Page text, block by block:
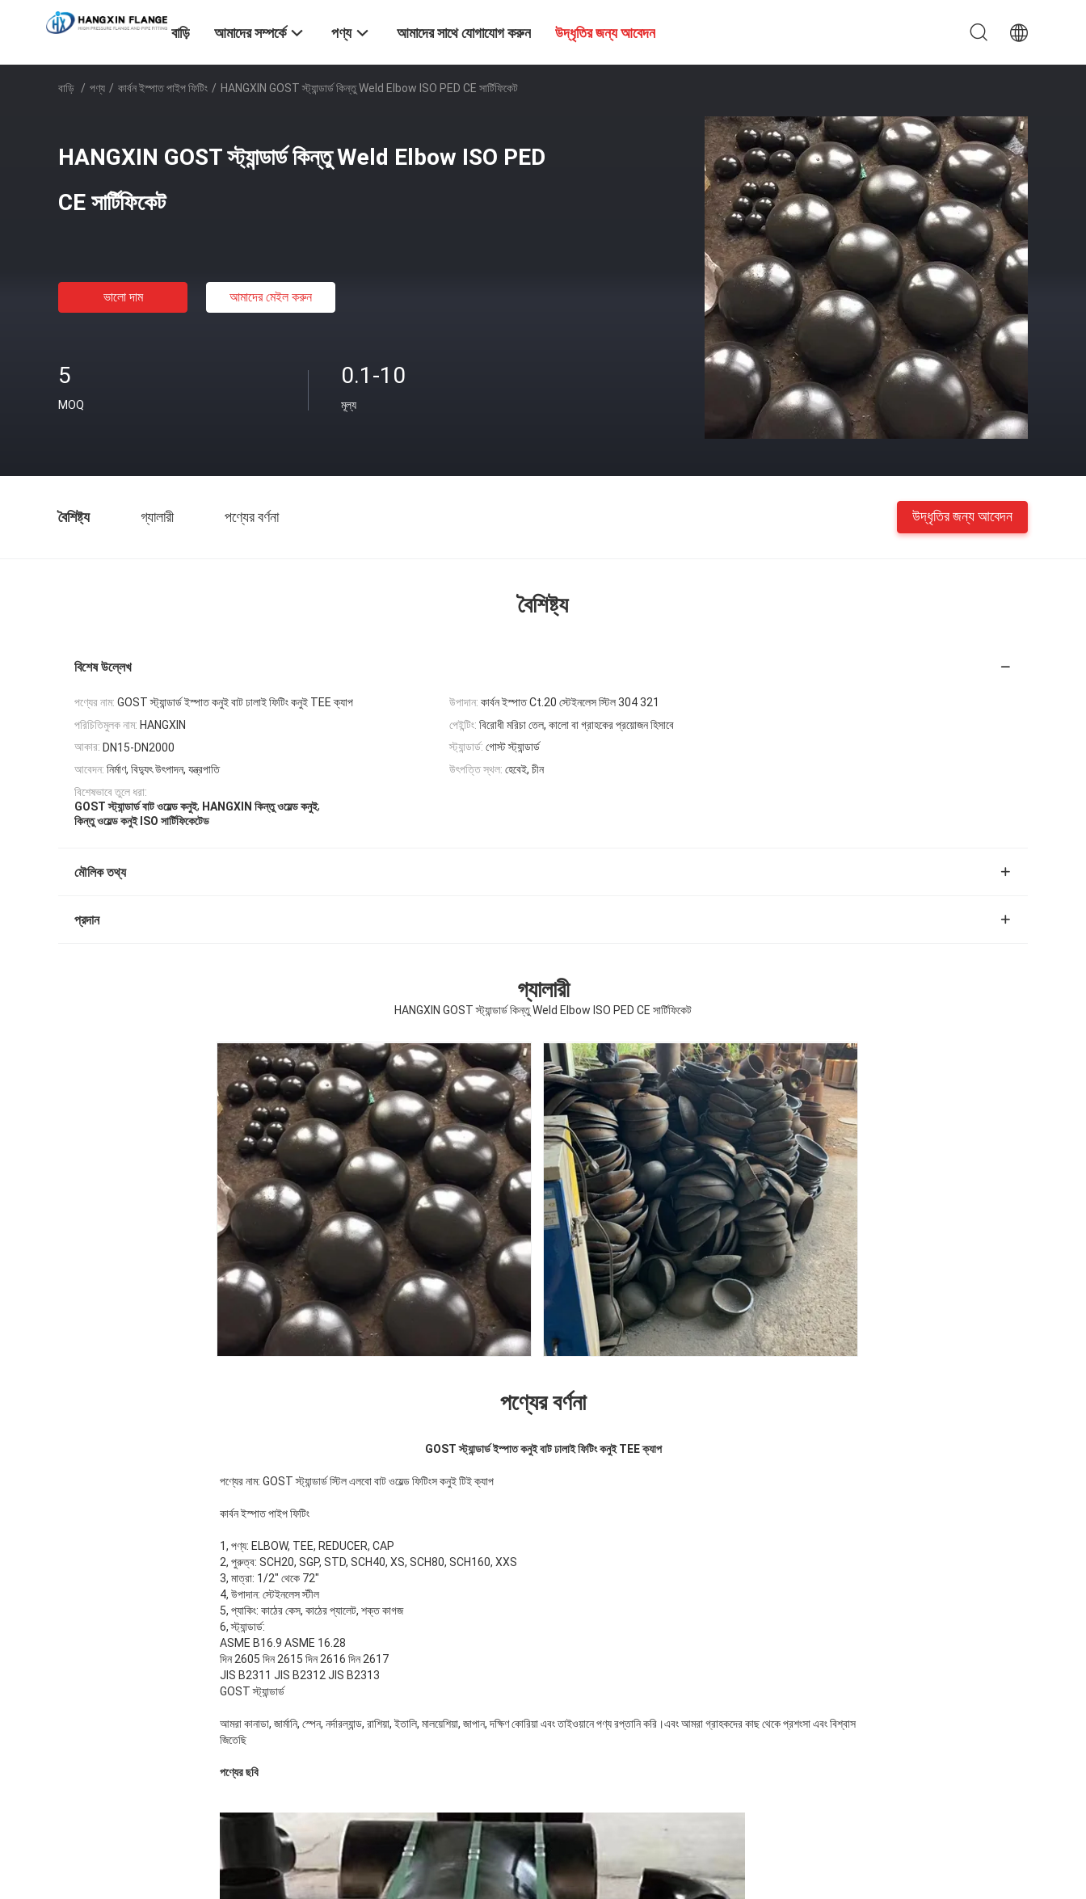
একটি বার্তা রেখে যান
বাড়ি আমাদের সম্পর্কে পণ্য আমাদের সাথে যোগাযোগ করুন উদ্ধৃতির জন্য আবেদন
বাড়ি / পণ্য / কার্বন ইস্পাত পাইপ ফিটিং / HANGXIN GOST স্ট্যান্ডার্ড কিন্তু Weld Elbow ISO PED CE সার্টিফিকেট
HANGXIN GOST স্ট্যান্ডার্ড কিন্তু Weld Elbow ISO PED
CE সার্টিফিকেট
ভালো দাম আমাদের মেইল ​​করুন
5
MOQ
0.1-10
মূল্য
বৈশিষ্ট্য গ্যালারী পণ্যের বর্ণনা উদ্ধৃতির জন্য আবেদন
বৈশিষ্ট্য
বিশেষ উল্লেখ
পণ্যের নাম: GOST স্ট্যান্ডার্ড ইস্পাত কনুই বাট ঢালাই ফিটিং কনুই TEE ক্যাপ উপাদান: কার্বন ইস্পাত Ct.20 স্টেইনলেস স্টিল 304 321
পরিচিতিমুলক নাম: HANGXIN পেইন্টিং: বিরোধী মরিচা তেল, কালো বা গ্রাহকের প্রয়োজন হিসাবে
আকার: DN15-DN2000 স্ট্যান্ডার্ড: গোস্ট স্ট্যান্ডার্ড
আবেদন: নির্মাণ, বিদ্যুৎ উৎপাদন, যন্ত্রপাতি উৎপত্তি স্থল: হেবেই, চীন
বিশেষভাবে তুলে ধরা:
GOST স্ট্যান্ডার্ড বাট ওয়েল্ড কনুই, HANGXIN কিন্তু ওয়েল্ড কনুই,
কিন্তু ওয়েল্ড কনুই ISO সার্টিফিকেটেড
মৌলিক তথ্য
প্রদান
গ্যালারী
HANGXIN GOST স্ট্যান্ডার্ড কিন্তু Weld Elbow ISO PED CE সার্টিফিকেট
পণ্যের বর্ণনা
GOST স্ট্যান্ডার্ড ইস্পাত কনুই বাট ঢালাই ফিটিং কনুই TEE ক্যাপ
পণ্যের নাম: GOST স্ট্যান্ডার্ড স্টিল এলবো বাট ওয়েল্ড ফিটিংস কনুই টিই ক্যাপ
কার্বন ইস্পাত পাইপ ফিটিং
1, পণ্য: ELBOW, TEE, REDUCER, CAP
2, পুরুত্ব: SCH20, SGP, STD, SCH40, XS, SCH80, SCH160, XXS
3, মাত্রা: 1/2" থেকে 72"
4, উপাদান: স্টেইনলেস স্টীল
5, প্যাকিং: কাঠের কেস, কাঠের প্যালেট, শক্ত কাগজ
6, স্ট্যান্ডার্ড:
ASME B16.9 ASME 16.28
দিন 2605 দিন 2615 দিন 2616 দিন 2617
JIS B2311 JIS B2312 JIS B2313
GOST স্ট্যান্ডার্ড
আমরা কানাডা, জার্মানি, স্পেন, নর্দারল্যান্ড, রাশিয়া, ইতালি, মালয়েশিয়া, জাপান, দক্ষিণ কোরিয়া এবং তাইওয়ানে পণ্য রপ্তানি করি।এবং আমরা গ্রাহকদের কাছ থেকে প্রশংসা এবং বিশ্বাস
জিতেছি
পণ্যের ছবি